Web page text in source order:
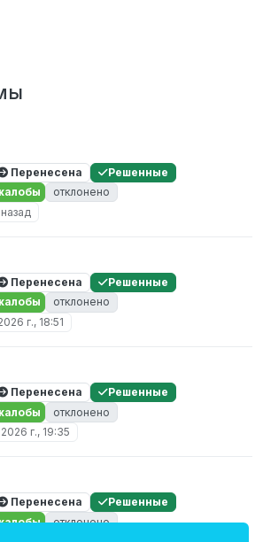
Перенесена
Решенные
отклонено
Перенесена
Решенные
отклонено
г., 18:51
Перенесена
Решенные
отклонено
г., 19:35
Перенесена
Решенные
отклонено